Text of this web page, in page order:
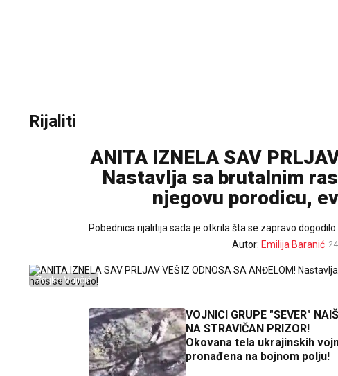
Rijaliti
ANITA IZNELA SAV
Nastavlja sa brutalnim
njegovu porodicu,
Pobednica rijalitija sada je otkrila šta se zapravo
Autor: Emilija Baranić
Željko Vujičić
VOJNICI GRUPE "SEVER"
NA STRAVIČAN PRIZOR!
Okovana tela ukrajinskih
pronađena na bojnom polju!